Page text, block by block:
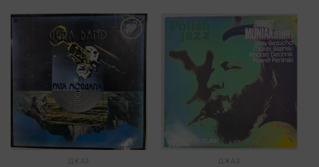
wishlist
ДЖАЗ
Add to
wishlist
ДЖАЗ